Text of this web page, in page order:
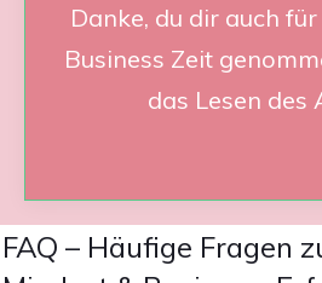
Danke, du dir auch
Business Zeit
das Lesen des
FAQ – Häufige Fragen